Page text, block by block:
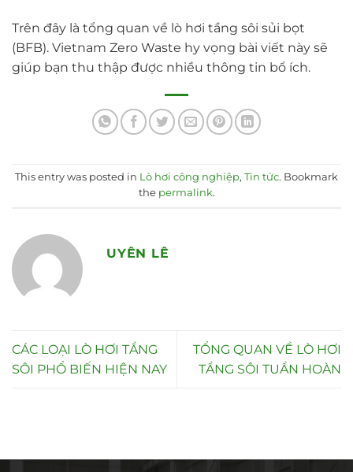
Trên đây là tổng quan về lò hơi tầng sôi sủi bọt
(BFB). Vietnam Zero Waste hy vọng bài viết này sẽ
giúp bạn thu thập được nhiều thông tin bổ ích.
This entry was posted in Lò hơi công nghiệp, Tin tức. Bookmark
the permalink.
UYÊN LÊ
CÁC LOẠI LÒ HƠI TẦNG
SÔI PHỔ BIẾN HIỆN NAY
TỔNG QUAN VỀ LÒ HƠI
TẦNG SÔI TUẦN HOÀN